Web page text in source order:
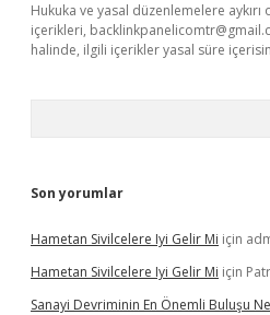
Hukuka ve yasal düzenlemelere
içerikleri,
halinde, ilgili içerikler yasal süre
Son yorumlar
Hametan Sivilcelere Iyi Gelir Mi için
Hametan Sivilcelere Iyi Gelir Mi için
Sanayi Devriminin En Önemli Buluşu